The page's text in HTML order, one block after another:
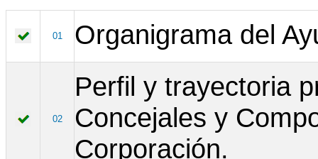
01 Organigrama del
02
Perfil y trayectoria
Concejales y
Corporación.